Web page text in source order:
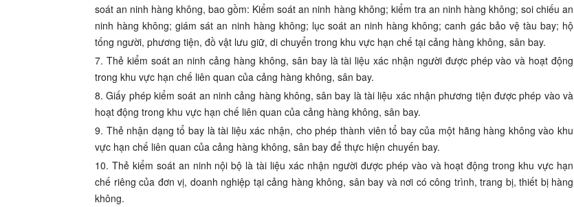
soát an ninh hàng không, bao gồm: Kiểm soát an ninh hàng không; kiểm tra an ninh hàng không; soi chiếu an
ninh hàng không; giám sát an ninh hàng không; lục soát an ninh hàng không; canh gác bảo vệ tàu bay; hộ
tống người, phương tiện, đồ vật lưu giữ, di chuyển trong khu vực hạn chế tại cảng hàng không, sân bay.
7. Thẻ kiểm soát an ninh cảng hàng không, sân bay là tài liệu xác nhận người được phép vào và hoạt động
trong khu vực hạn chế liên quan của cảng hàng không, sân bay.
8. Giấy phép kiểm soát an ninh cảng hàng không, sân bay là tài liệu xác nhận phương tiện được phép vào và
hoạt động trong khu vực hạn chế liên quan của cảng hàng không, sân bay.
9. Thẻ nhận dạng tổ bay là tài liệu xác nhận, cho phép thành viên tổ bay của một hãng hàng không vào khu
vực hạn chế liên quan của cảng hàng không, sân bay để thực hiện chuyến bay.
10. Thẻ kiểm soát an ninh nội bộ là tài liệu xác nhận người được phép vào và hoạt động trong khu vực hạn
chế riêng của đơn vị, doanh nghiệp tại cảng hàng không, sân bay và nơi có công trình, trang bị, thiết bị hàng
không.